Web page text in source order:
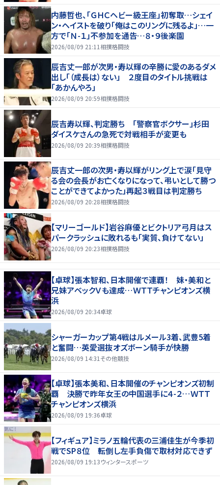
内藤哲也、「ＧＨＣヘビー級王座」初奪取…シェイ
ン・ヘイストを破り「俺はこのリングに残るよ」…一
方で「Ｎ-１」不参加を通告…８・９後楽園
2026/08/09 21:11 相撲格闘技
辰吉丈一郎が次男・寿以輝の辛勝に愛のあるダメ
出し「（成長は）ない」 ２度目のタイトル挑戦は
「あかんやろ」
2026/08/09 20:59相撲格闘技
辰吉寿以輝、判定勝ち 「警察官ボクサー」杉田
ダイスケさんの急死で対戦相手が変更も
2026/08/09 20:39相撲格闘技
辰吉丈一郎の次男・寿以輝がリング上で涙「見守
る会の会長がお亡くなりになって、弔いとして勝つ
ことができてよかった」再起３戦目は判定勝ち
2026/08/09 20:28相撲格闘技
【マリーゴールド】岩谷麻優とビクトリア弓月はス
パークラッシュに敗れるも「実質、負けてない」
2026/08/09 20:23相撲格闘技
【卓球】張本智和、日本開催で連覇！ 妹・美和と
兄妹アベックＶも達成…ＷＴＴチャンピオンズ横
浜
2026/08/09 20:34卓球
シャーガーカップ第4戦はルメール3着、武豊5着
と奮闘…英愛選抜オズボーン騎手が快勝
2026/08/09 14:31 その他競技
【卓球】張本美和、日本開催のチャンピオンズ初制
覇 決勝で昨年女王の中国選手に４-２…ＷＴＴ
チャンピオンズ横浜
2026/08/09 19:36卓球
【フィギュア】ミラノ五輪代表の三浦佳生が今季初
戦でSP８位 転倒し左手負傷で取材対応できず
2026/08/09 19:13ウィンタースポーツ